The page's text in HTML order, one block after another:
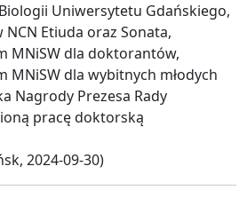
Uniwersytetu Gdańskiego,
Etiuda oraz Sonata,
MNiSW dla doktorantów,
MNiSW dla wybitnych młodych
Nagrody Prezesa Rady
pracę doktorską
2024-09-30)